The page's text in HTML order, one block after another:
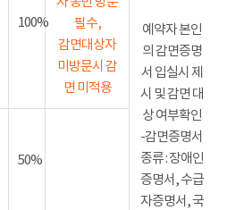
필수,
감면대상자
미방문시 감
면 미적용
예약자 본인
의 감면증명
서 입실시 제
시 및 감면 대
상 여부확인
-감면증명서
종류 : 장애인
증명서, 수급
자증명서, 국
100%
50%